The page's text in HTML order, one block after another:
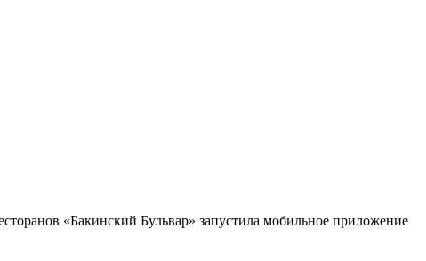
«Бакинский Бульвар» запустила мобильное приложение